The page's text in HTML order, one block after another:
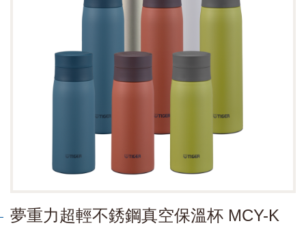
夢重力超輕不銹鋼真空保溫杯 MCY-K